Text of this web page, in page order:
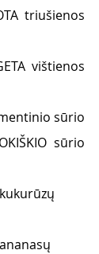
triušienos
vištienos
sūrio
sūrio